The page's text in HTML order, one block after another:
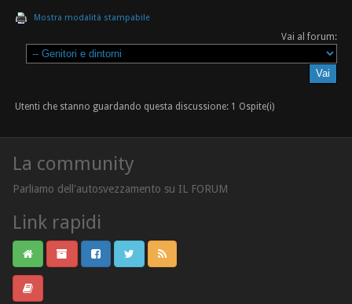
Mostra modalità stampabile
Vai al forum:
Utenti che stanno guardando questa discussione: 1 Ospite(i)
La community
Parliamo dell'autosvezzamento su IL FORUM
Link rapidi